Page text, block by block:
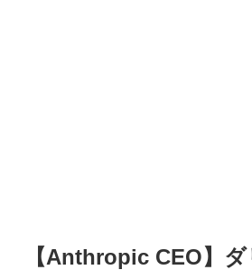
【Anthropic CEO】